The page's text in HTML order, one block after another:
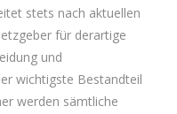
stets nach aktuellen
für derartige
und
wichtigste Bestandteil
werden sämtliche